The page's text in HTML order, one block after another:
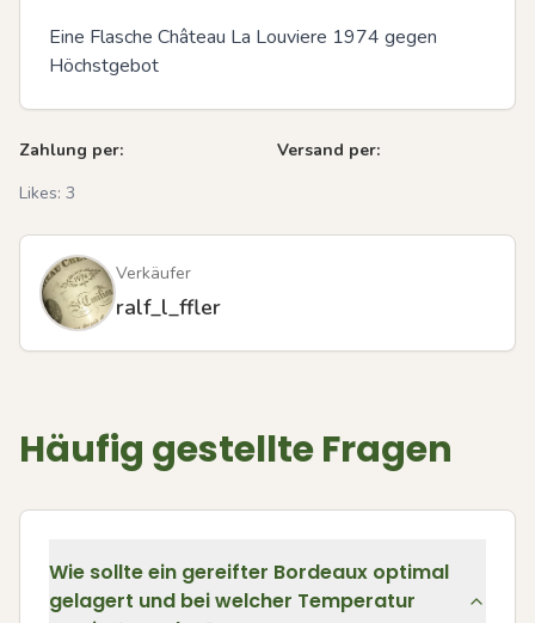
Eine Flasche Château La Louviere 1974 gegen
Höchstgebot
Zahlung per:
Versand per:
Likes: 3
Verkäufer
ralf_l_ffler
Häufig gestellte Fragen
Wie sollte ein gereifter Bordeaux optimal
gelagert und bei welcher Temperatur